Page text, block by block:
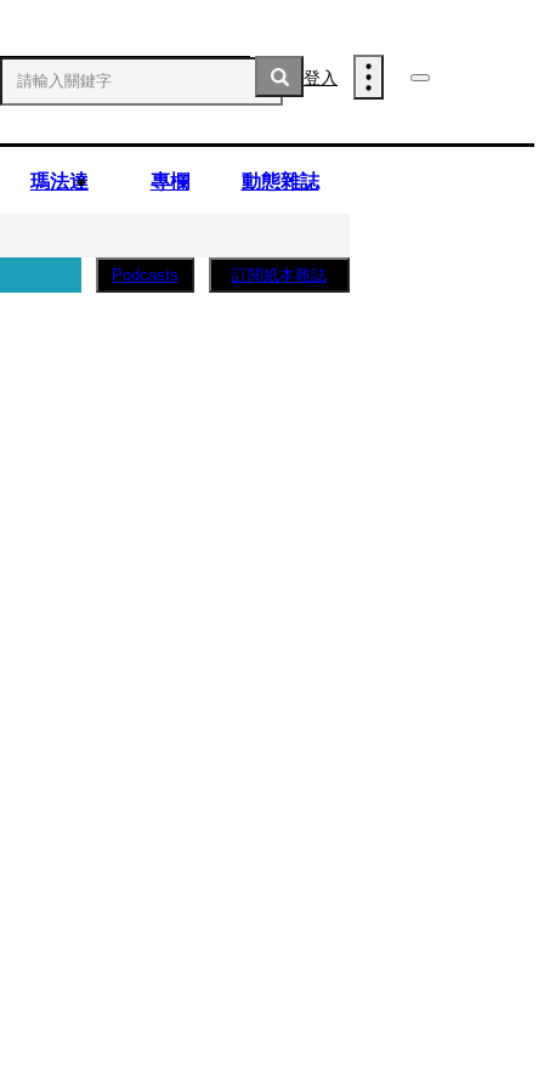
登入
瑪法達 專欄 動態雜誌
Podcasts 訂閱紙本雜誌